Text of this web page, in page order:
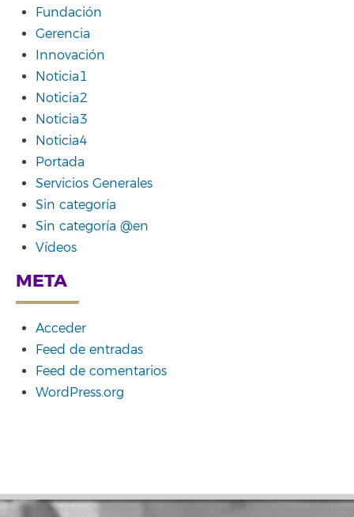
Fundación
Gerencia
Innovación
Noticia1
Noticia2
Noticia3
Noticia4
Portada
Servicios Generales
Sin categoría
Sin categoría @en
Vídeos
META
Acceder
Feed de entradas
Feed de comentarios
WordPress.org